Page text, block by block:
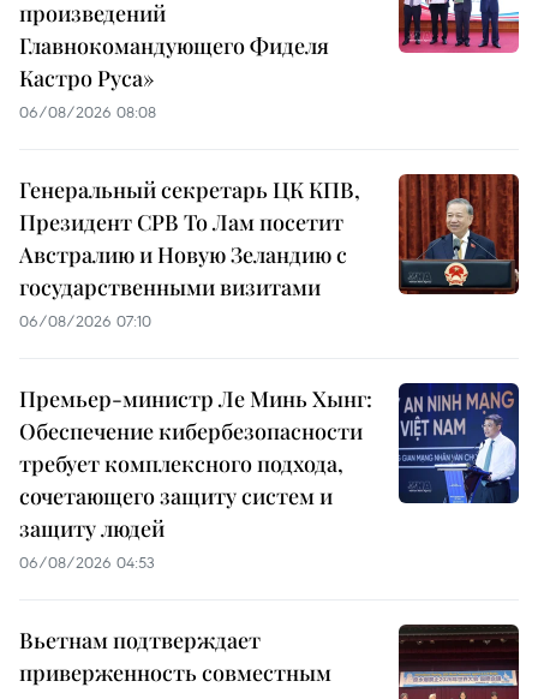
произведений
Главнокомандующего Фиделя
Кастро Руса»
06/08/2026 08:08
Генеральный секретарь ЦК КПВ,
Президент СРВ То Лам посетит
Австралию и Новую Зеландию с
государственными визитами
06/08/2026 07:10
Премьер-министр Ле Минь Хынг:
Обеспечение кибербезопасности
требует комплексного подхода,
сочетающего защиту систем и
защиту людей
06/08/2026 04:53
Вьетнам подтверждает
приверженность совместным